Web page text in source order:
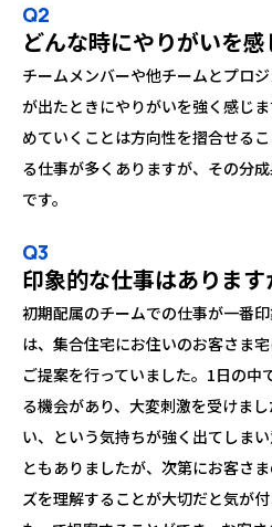
Q2
どんな時にやりがいを感
チームメンバーや他チームとプロ
が出たときにやりがいを強く感じ
めていくことは方向性を摺合せる
る仕事が多くありますが、その分
です。
Q3
印象的な仕事はあります
初期配属のチームでの仕事が一番
は、集合住宅にお住いのお客さま
ご提案を行っていました。1日の中
る機会があり、大変刺激を受けま
い、という気持ちが強く出てしま
ともありましたが、次第にお客さ
ズを理解することが大切だと気が